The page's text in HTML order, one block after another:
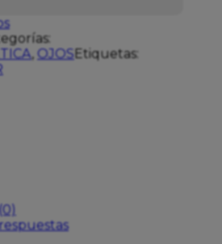
, OJOSEtiquetas: